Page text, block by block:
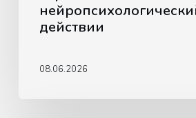
действии
08.06.2026